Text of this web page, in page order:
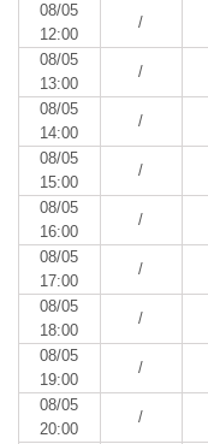
08/05
12:00
/
08/05
13:00
/
08/05
14:00
/
08/05
15:00
/
08/05
16:00
/
08/05
17:00
/
08/05
18:00
/
08/05
19:00
/
08/05
20:00
/